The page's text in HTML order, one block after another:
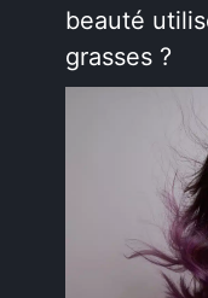
beauté
grasses ?